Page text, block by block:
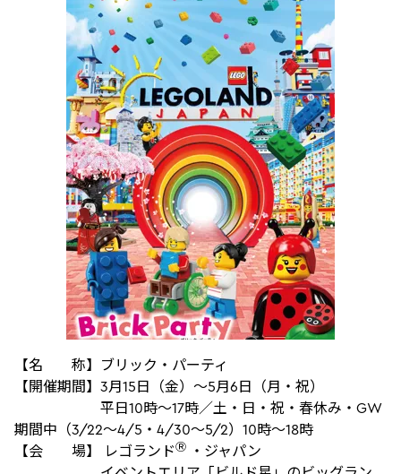
【名 称】ブリック・パーティ
【開催期間】3月15日（金）～5月6日（月・祝）
平日10時～17時／土・日・祝・春休み・GW
期間中（3/22〜4/5・4/30〜5/2）10時〜18時
【会 場】 レゴランドⓇ
・ジャパン